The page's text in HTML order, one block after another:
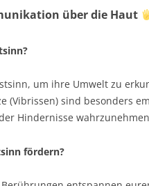
über die Haut
um ihre Umwelt zu
(Vibrissen) sind besonders
Hindernisse
fördern?